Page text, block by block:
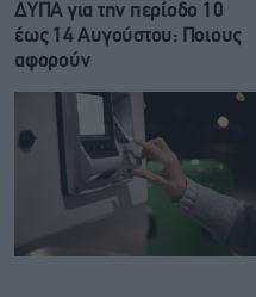
ΔΥΠΑ για την περίοδο 10
έως 14 Αυγούστου: Ποιους
αφορούν